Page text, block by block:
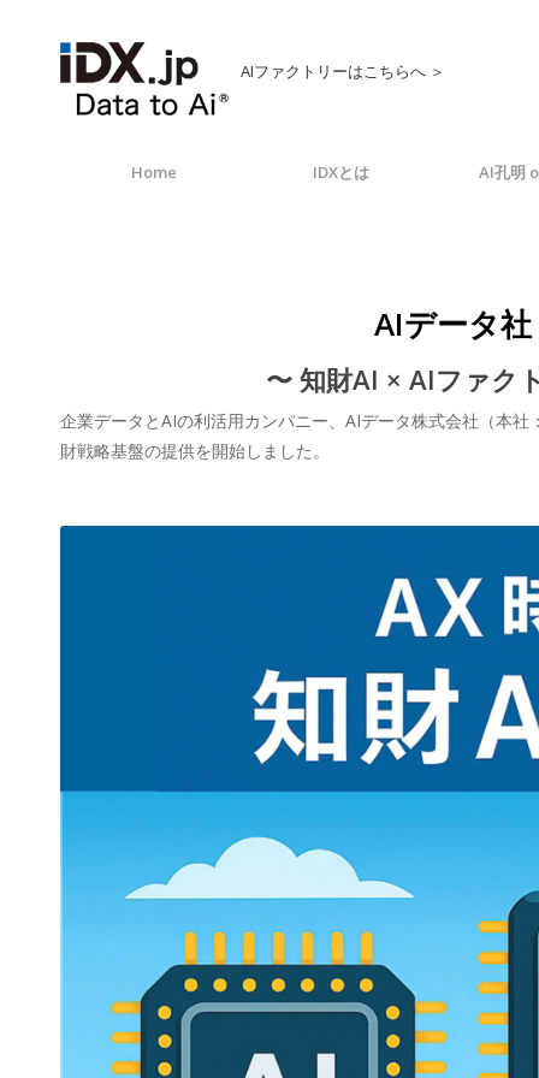
AIファクトリーはこちらへ ＞
Home IDXとは AI孔明
AIデータ
〜 知財AI × AIファク
企業データとAIの利活用カンパニー、AIデータ株式会社（本
財戦略基盤の提供を開始しました。